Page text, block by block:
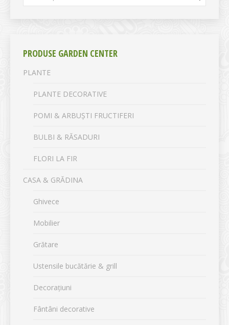
PRODUSE GARDEN CENTER
PLANTE
PLANTE DECORATIVE
POMI & ARBUȘTI FRUCTIFERI
BULBI & RĂSADURI
FLORI LA FIR
CASA & GRĂDINA
Ghivece
Mobilier
Grătare
Ustensile bucătărie & grill
Decorațiuni
Fântâni decorative